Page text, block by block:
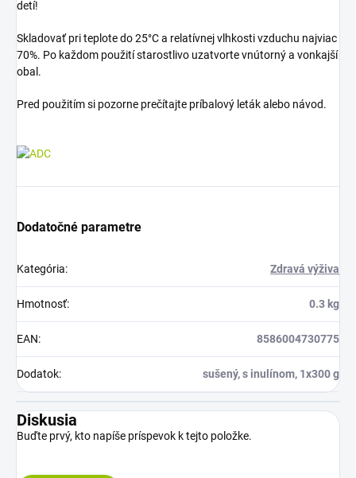
detí!
Skladovať pri teplote do 25°C a relatívnej vlhkosti vzduchu najviac
70%. Po každom použití starostlivo uzatvorte vnútorný a vonkajší
obal.
Pred použitím si pozorne prečítajte príbalový leták alebo návod.
Dodatočné parametre
Kategória: Zdravá výživa
Hmotnosť: 0.3 kg
EAN: 8586004730775
Dodatok: sušený, s inulínom, 1x300 g
Diskusia
Buďte prvý, kto napíše príspevok k tejto položke.